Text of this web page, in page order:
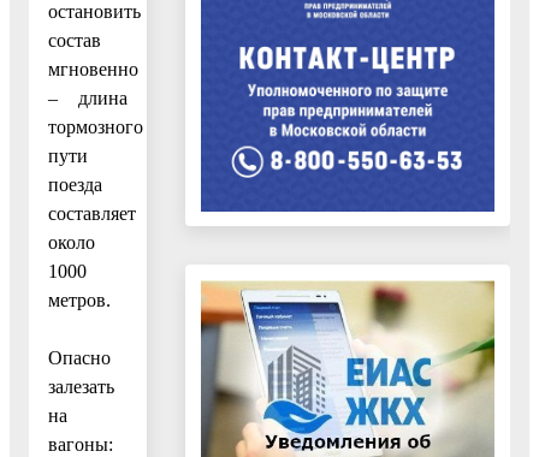
остановить
состав
мгновенно
– длина
тормозного
пути
поезда
составляет
около
1000
метров.
Опасно
залезать
на
вагоны: